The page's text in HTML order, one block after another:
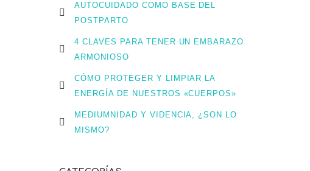
AUTOCUIDADO COMO BASE DEL
POSTPARTO
4 CLAVES PARA TENER UN EMBARAZO
ARMONIOSO
CÓMO PROTEGER Y LIMPIAR LA
ENERGÍA DE NUESTROS «CUERPOS»
MEDIUMNIDAD Y VIDENCIA, ¿SON LO
MISMO?